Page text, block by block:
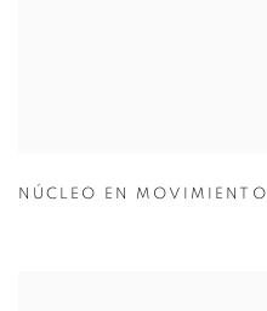
NÚCLEO EN MOVIMIENTO